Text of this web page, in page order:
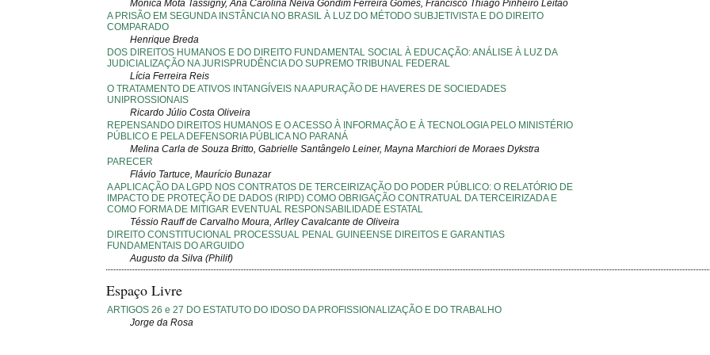
Mônica Mota Tassigny, Ana Carolina Neiva Gondim Ferreira Gomes, Francisco Thiago Pinheiro Leitão
A PRISÃO EM SEGUNDA INSTÂNCIA NO BRASIL À LUZ DO MÉTODO SUBJETIVISTA E DO DIREITO
COMPARADO
Henrique Breda
DOS DIREITOS HUMANOS E DO DIREITO FUNDAMENTAL SOCIAL À EDUCAÇÃO: ANÁLISE À LUZ DA
JUDICIALIZAÇÃO NA JURISPRUDÊNCIA DO SUPREMO TRIBUNAL FEDERAL
Lícia Ferreira Reis
O TRATAMENTO DE ATIVOS INTANGÍVEIS NA APURAÇÃO DE HAVERES DE SOCIEDADES
UNIPROSSIONAIS
Ricardo Júlio Costa Oliveira
REPENSANDO DIREITOS HUMANOS E O ACESSO À INFORMAÇÃO E À TECNOLOGIA PELO MINISTÉRIO
PÚBLICO E PELA DEFENSORIA PÚBLICA NO PARANÁ
Melina Carla de Souza Britto, Gabrielle Santângelo Leiner, Mayna Marchiori de Moraes Dykstra
PARECER
Flávio Tartuce, Maurício Bunazar
A APLICAÇÃO DA LGPD NOS CONTRATOS DE TERCEIRIZAÇÃO DO PODER PÚBLICO: O RELATÓRIO DE
IMPACTO DE PROTEÇÃO DE DADOS (RIPD) COMO OBRIGAÇÃO CONTRATUAL DA TERCEIRIZADA E
COMO FORMA DE MITIGAR EVENTUAL RESPONSABILIDADE ESTATAL
Téssio Rauff de Carvalho Moura, Arlley Cavalcante de Oliveira
DIREITO CONSTITUCIONAL PROCESSUAL PENAL GUINEENSE DIREITOS E GARANTIAS
FUNDAMENTAIS DO ARGUIDO
Augusto da Silva (Philif)
Espaço Livre
ARTIGOS 26 e 27 DO ESTATUTO DO IDOSO DA PROFISSIONALIZAÇÃO E DO TRABALHO
Jorge da Rosa